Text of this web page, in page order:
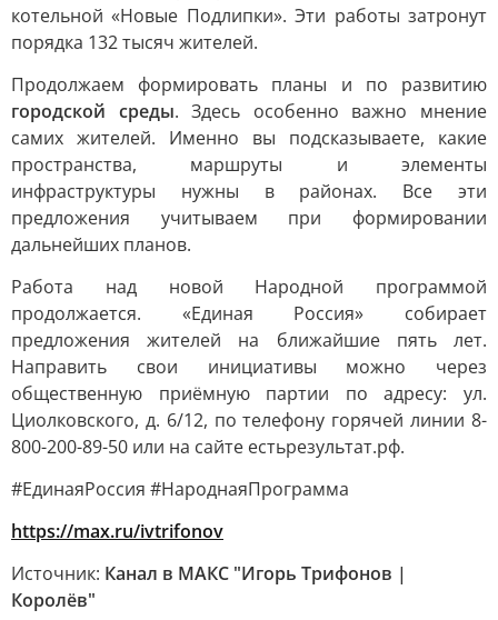
котельной «Новые Подлипки». Эти работы затронут
порядка 132 тысяч жителей.
Продолжаем формировать планы и по развитию
городской среды. Здесь особенно важно мнение
самих жителей. Именно вы подсказываете, какие
пространства, маршруты и элементы
инфраструктуры нужны в районах. Все эти
предложения учитываем при формировании
дальнейших планов.
Работа над новой Народной программой
продолжается. «Единая Россия» собирает
предложения жителей на ближайшие пять лет.
Направить свои инициативы можно через
общественную приёмную партии по адресу: ул.
Циолковского, д. 6/12, по телефону горячей линии 8-
800-200-89-50 или на сайте естьрезультат.рф.
#ЕдинаяРоссия #НароднаяПрограмма
https://max.ru/ivtrifonov
Источник: Канал в МАКС "Игорь Трифонов |
Королёв"